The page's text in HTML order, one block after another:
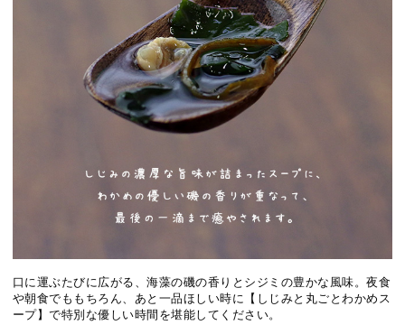
口に運ぶたびに広がる、海藻の磯の香りとシジミの豊かな風味。夜食
や朝食でももちろん、あと一品ほしい時に【しじみと丸ごとわかめス
ープ】で特別な優しい時間を堪能してください。